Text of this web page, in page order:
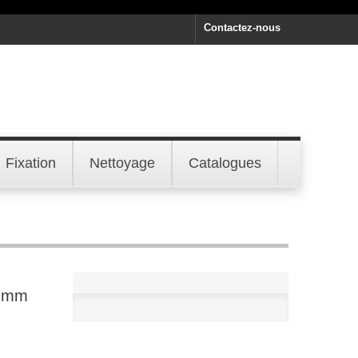
Contactez-nous
Fixation Nettoyage Catalogues